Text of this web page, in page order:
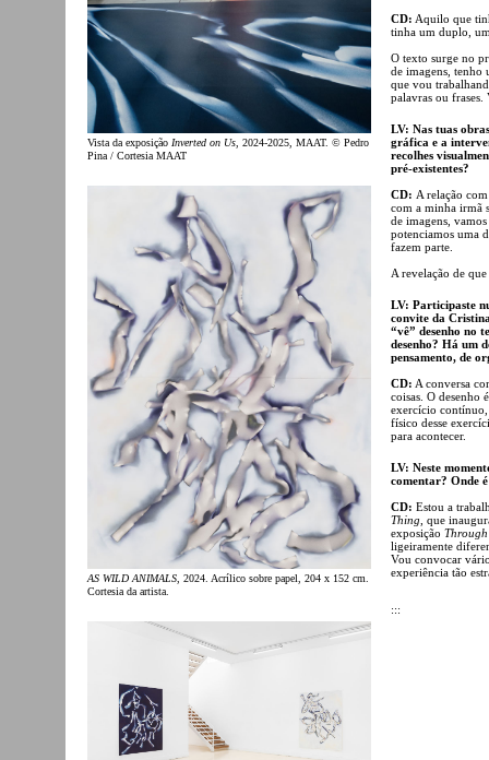
Vista da exposição Inverted on Us , 2024-2025, MAAT. © Pedro
Pina / Cortesia MAAT
AS WILD ANIMALS , 2024. Acrílico sobre papel, 204 x 152 cm.
Cortesia da artista.
CD: Aquilo que
tinha um duplo,
O texto surge no
de imagens, tenho
que vou
palavras ou
LV: Nas tuas
gráfica e a
recolhes
pré-existentes?
CD: A relação
com a minha irmã
de imagens,
potenciamos uma
fazem parte.
A revelação de
LV: Participaste
convite da
“vê” desenho no
desenho? Há um
pensamento, de
CD: A conversa
coisas. O desenho
exercício contínuo,
físico desse
para acontecer.
LV: Neste
comentar? Onde
CD: Estou a
Thing , que
exposição
ligeiramente
Vou convocar
experiência tão
:::